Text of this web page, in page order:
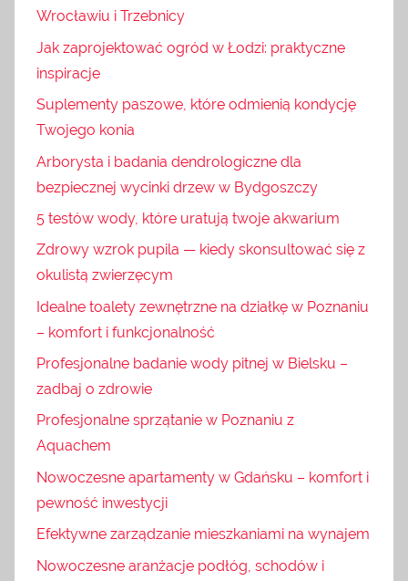
Wrocławiu i Trzebnicy
Jak zaprojektować ogród w Łodzi: praktyczne
inspiracje
Suplementy paszowe, które odmienią kondycję
Twojego konia
Arborysta i badania dendrologiczne dla
bezpiecznej wycinki drzew w Bydgoszczy
5 testów wody, które uratują twoje akwarium
Zdrowy wzrok pupila — kiedy skonsultować się z
okulistą zwierzęcym
Idealne toalety zewnętrzne na działkę w Poznaniu
– komfort i funkcjonalność
Profesjonalne badanie wody pitnej w Bielsku –
zadbaj o zdrowie
Profesjonalne sprzątanie w Poznaniu z
Aquachem
Nowoczesne apartamenty w Gdańsku – komfort i
pewność inwestycji
Efektywne zarządzanie mieszkaniami na wynajem
Nowoczesne aranżacje podłóg, schodów i